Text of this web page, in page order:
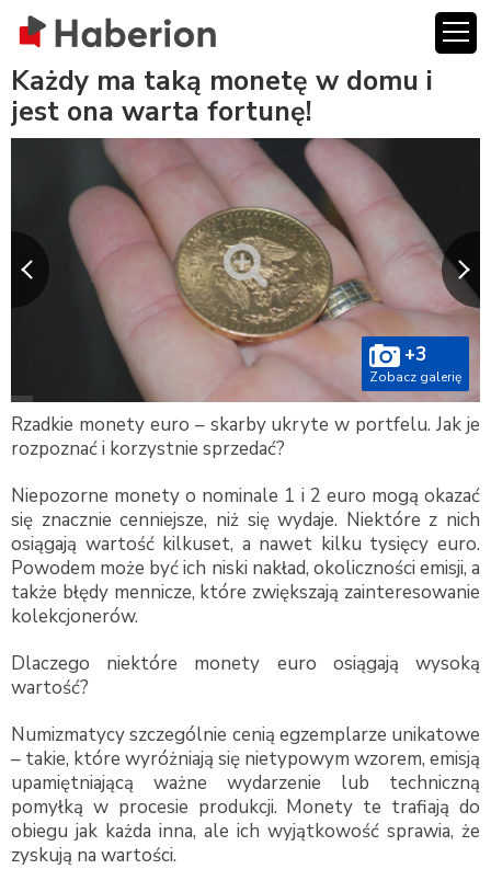
Każdy ma taką monetę w domu i
jest ona warta fortunę!
+3
Zobacz galerię
Rzadkie monety euro – skarby ukryte w portfelu. Jak je
rozpoznać i korzystnie sprzedać?
Niepozorne monety o nominale 1 i 2 euro mogą okazać
się znacznie cenniejsze, niż się wydaje. Niektóre z nich
osiągają wartość kilkuset, a nawet kilku tysięcy euro.
Powodem może być ich niski nakład, okoliczności emisji, a
także błędy mennicze, które zwiększają zainteresowanie
kolekcjonerów.
Dlaczego niektóre monety euro osiągają wysoką
wartość?
Numizmatycy szczególnie cenią egzemplarze unikatowe
– takie, które wyróżniają się nietypowym wzorem, emisją
upamiętniającą ważne wydarzenie lub techniczną
pomyłką w procesie produkcji. Monety te trafiają do
obiegu jak każda inna, ale ich wyjątkowość sprawia, że
zyskują na wartości.